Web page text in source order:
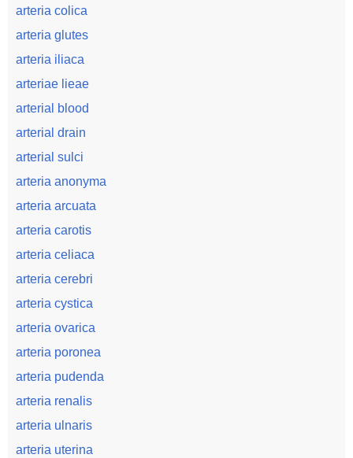
arteria colica
arteria glutes
arteria iliaca
arteriae lieae
arterial blood
arterial drain
arterial sulci
arteria anonyma
arteria arcuata
arteria carotis
arteria celiaca
arteria cerebri
arteria cystica
arteria ovarica
arteria poronea
arteria pudenda
arteria renalis
arteria ulnaris
arteria uterina